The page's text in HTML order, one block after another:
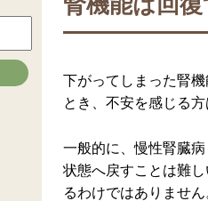
下がってしまった腎
とき、不安を感じる
一般的に、慢性腎臓
状態へ戻すことは難
るわけではありませ